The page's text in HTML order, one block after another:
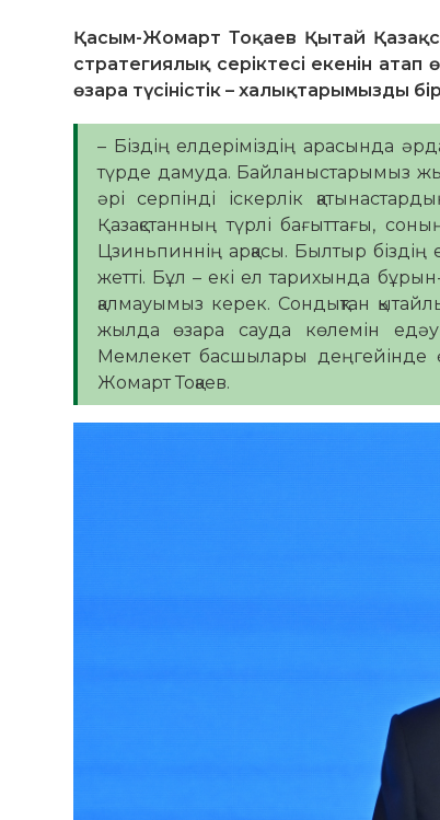
Қасым-Жомарт Тоқаев Қытай
стратегиялық серіктесі екенін
өзара түсіністік – халықтарымызды
– Біздің елдеріміздің арасында
түрде дамуда. Байланыстарымыз
әрі серпінді іскерлік
Қазақстанның түрлі бағыттағы,
Цзиньпиннің арқасы. Былтыр
жетті. Бұл – екі ел тарихында
қалмауымыз керек. Сондықтан
жылда өзара сауда көлемін
Мемлекет басшылары деңгейінде
Жомарт Тоқаев.